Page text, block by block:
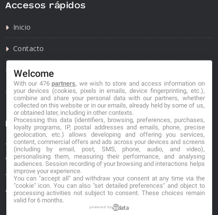
Accesos rápidos
Inicio
Contacto
Política de privacidad
Política de cookies
Información de contacto
*No se garantiza que los datos mostrados estén
actualizados.
** Los precios mostrados son estimaciones y no se
garantiza su veracidad.
Welcome
With our 476partners, we wish to store and access information on
your devices (cookies, pixels in emails, device fingerprinting, etc.),
combine and share your personal data with our partners, whether
collected on this website or in our emails, already held by some of us,
or obtained later, including in other contexts.
Processing this data (identifiers, browsing, preferences, purchases,
loyalty programs, IP, postal addresses and emails, phone, precise
geolocation, etc.) allows developing and offering you services,
content, commercial offers and ads across your devices and screens
(including by email, post, SMS, phone, audio, and video),
personalising them, measuring their performance, and analysing
audiences. Session recording of your browsing and interactions helps
improve your experience.
You can "accept all" and withdraw your consent at any time via the
"cookie" icon. You can also "set detailed preferences" and object to
processing activities not subject to consent. These choices remain
valid for 6 months.
powered by